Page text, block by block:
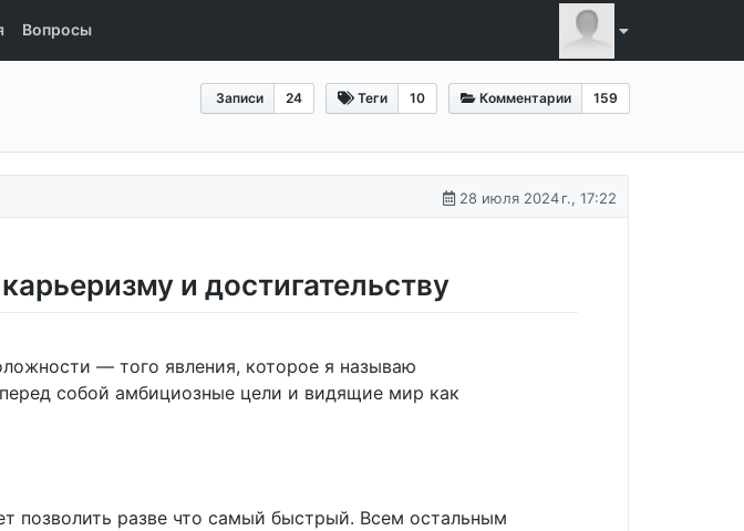
Вопросы
Записи 24 Теги 10 Комментарии 159
28 июля 2024 г., 17:22
и достигательству
— того явления, которое я называю
собой амбициозные цели и видящие мир как
позволить разве что самый быстрый. Всем остальным